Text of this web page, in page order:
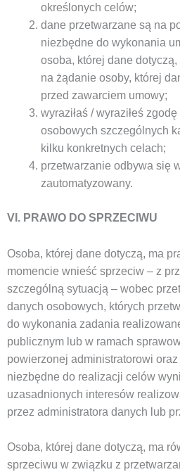
określonych celów;
dane przetwarzane są na
niezbędne do wykonania
osoba, której dane
na żądanie osoby, której
przed zawarciem umowy;
wyraziłaś / wyraziłeś
osobowych szczególnych
kilku konkretnych celach;
przetwarzanie odbywa się
zautomatyzowany.
VI. PRAWO DO SPRZECIWU
Osoba, której dane dotyczą, ma
momencie wnieść sprzeciw – z
szczególną sytuacją – wobec
danych osobowych, których
do wykonania zadania
publicznym lub w ramach
powierzonej administratorowi
niezbędne do realizacji celów
uzasadnionych interesów
przez administratora danych lub
Osoba, której dane dotyczą, ma
sprzeciwu w związku z